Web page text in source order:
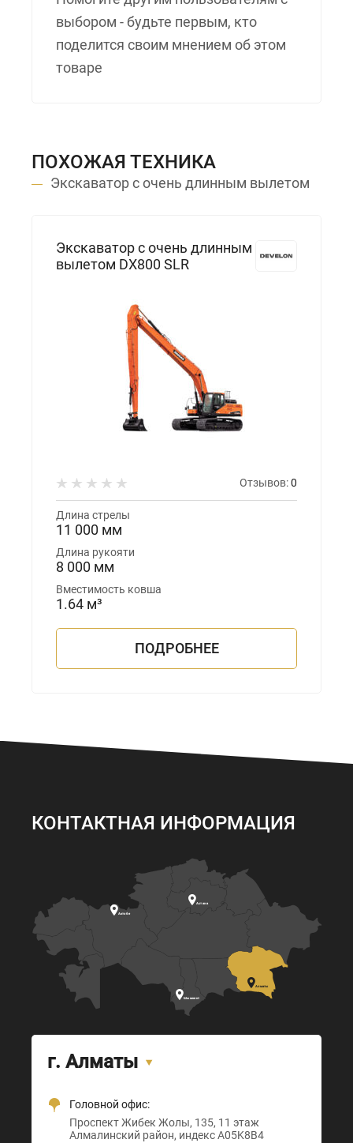
выбором - будьте первым, кто
поделится своим мнением об этом
товаре
ПОХОЖАЯ ТЕХНИКА
Экскаватор с очень длинным вылетом
Экскаватор с очень длинным
вылетом DX800 SLR
Отзывов:0
Длина стрелы
11 000 мм
Длина рукояти
8 000 мм
Вместимость ковша
1.64 м³
ПОДРОБНЕЕ
КОНТАКТНАЯ ИНФОРМАЦИЯ
Алматы
Астана
Шымкент
Актобе
г. Алматы
Головной офис:
Проспект Жибек Жолы, 135, 11 этаж
Алмалинский район, индекс A05K8B4
Офис + Шоу-рум:
Астана-Караганда трасса, 3
Алматы район, индекс Z00T3F3
Тамерлановское шоссе, 205
Абайский район, индекс 160020
Проспект Санкибай батыра, 22
Индекс D00M4X4